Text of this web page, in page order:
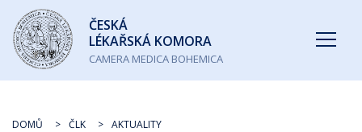
Česká
lékařská
komora
ČESKÁ
LÉKAŘSKÁ KOMORA
CAMERA MEDICA BOHEMICA
DOMŮ ČLK AKTUALITY